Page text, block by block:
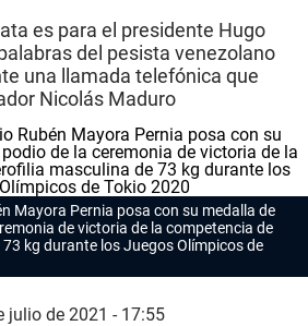
es para el presidente Hugo
del pesista venezolano
una llamada telefónica que
Nicolás Maduro
Mayora Pernia posa con su medalla de
de victoria de la competencia de
kg durante los Juegos Olímpicos de
julio de 2021 - 17:55